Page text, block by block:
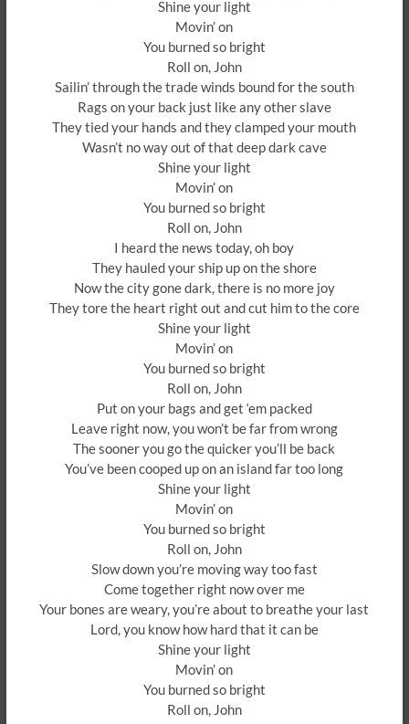
Shine your light
Movin’ on
You burned so bright
Roll on, John
Sailin’ through the trade winds bound for the south
Rags on your back just like any other slave
They tied your hands and they clamped your mouth
Wasn’t no way out of that deep dark cave
Shine your light
Movin’ on
You burned so bright
Roll on, John
I heard the news today, oh boy
They hauled your ship up on the shore
Now the city gone dark, there is no more joy
They tore the heart right out and cut him to the core
Shine your light
Movin’ on
You burned so bright
Roll on, John
Put on your bags and get ‘em packed
Leave right now, you won’t be far from wrong
The sooner you go the quicker you’ll be back
You’ve been cooped up on an island far too long
Shine your light
Movin’ on
You burned so bright
Roll on, John
Slow down you’re moving way too fast
Come together right now over me
Your bones are weary, you’re about to breathe your last
Lord, you know how hard that it can be
Shine your light
Movin’ on
You burned so bright
Roll on, John